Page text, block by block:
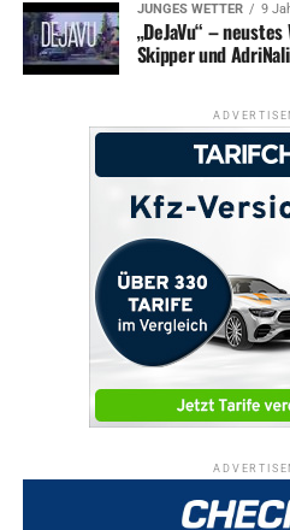
JUNGES WETTER 9
„DeJaVu“ –
Skipper und